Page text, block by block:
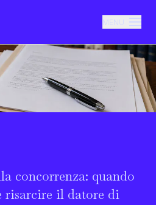
MENU
concorrenza: quando
risarcire il datore di